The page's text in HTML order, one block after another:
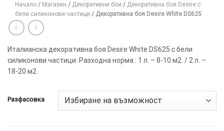
Начало / Магазин / Декоративни бои / Декоративна боя Desire с
бели силиконови частици / Декоративна боя Desire White DS625
Италианска декоративна боя Desire White DS625 с бели
силиконови частици. Разходна норма : 1 л. – 8-10 м2. / 2 л. –
18-20 м2.
Разфасовка